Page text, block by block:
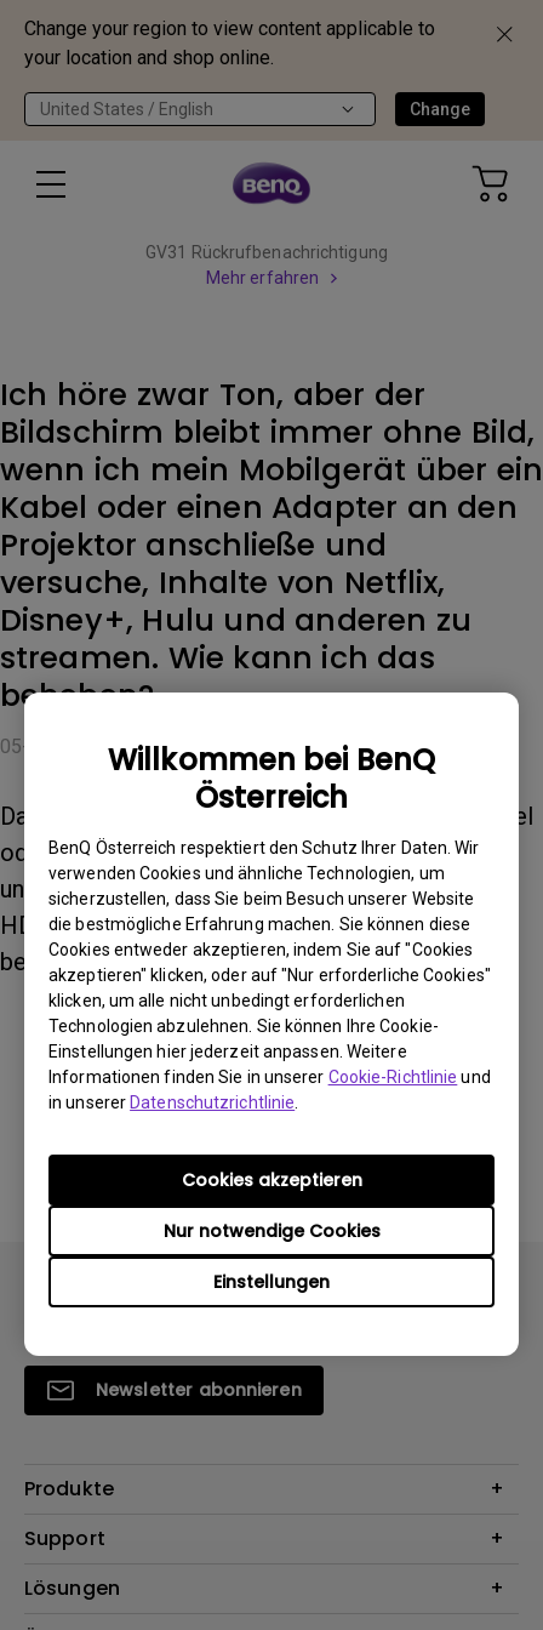
Change your region to view content applicable to
your location and shop online.
United States / English Change
Willkommen bei BenQ
Österreich
BenQ Österreich respektiert den Schutz Ihrer Daten. Wir
verwenden Cookies und ähnliche Technologien, um
sicherzustellen, dass Sie beim Besuch unserer Website
die bestmögliche Erfahrung machen. Sie können diese
Cookies entweder akzeptieren, indem Sie auf "Cookies
akzeptieren" klicken, oder auf "Nur erforderliche Cookies"
klicken, um alle nicht unbedingt erforderlichen
Technologien abzulehnen. Sie können Ihre Cookie-
Einstellungen hier jederzeit anpassen. Weitere
Informationen finden Sie in unserer Cookie-Richtlinie und
in unsererDatenschutzrichtlinie
Einstellungen
Nur notwendige Cookies
Cookies akzeptieren
GV31 Rückrufbenachrichtigung
Mehr erfahren
Ich höre zwar Ton, aber der
Bildschirm bleibt immer ohne Bild,
wenn ich mein Mobilgerät über ein
Kabel oder einen Adapter an den
Projektor anschließe und
versuche, Inhalte von Netflix,
Disney+, Hulu und anderen zu
streamen. Wie kann ich das
beheben?
05-04-2023
Das Problem wird wahrscheinlich durch ein Kabel
oder einen Adapter verursacht, der HDCP nicht
unterstützt. Bitte verwenden Sie ein Kabel, das
HDCP unterstützt, um dieses Problem zu
beheben.
Waren diese Informationen hilfreich?
Newsletter abonnieren
Produkte
Beamer
Lampen
Support
Kontakt
Lösungen